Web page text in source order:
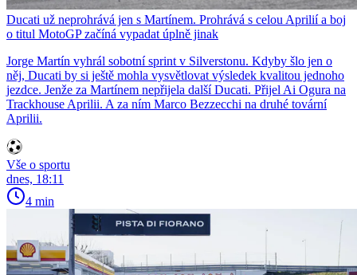
Ducati už neprohrává jen s Martínem. Prohrává s celou Aprilií a boj
o titul MotoGP začíná vypadat úplně jinak
Jorge Martín vyhrál sobotní sprint v Silverstonu. Kdyby šlo jen o
něj, Ducati by si ještě mohla vysvětlovat výsledek kvalitou jednoho
jezdce. Jenže za Martínem nepřijela další Ducati. Přijel Ai Ogura na
Trackhouse Aprilii. A za ním Marco Bezzecchi na druhé tovární
Aprilii.
Vše o sportu
dnes, 18:11
4 min